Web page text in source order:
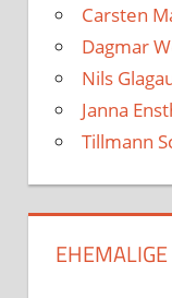
Carsten
Dagmar
Nils
Janna
Tillmann